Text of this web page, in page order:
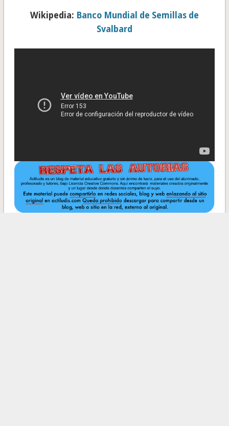
Wikipedia: Banco Mundial de Semillas de
Svalbard